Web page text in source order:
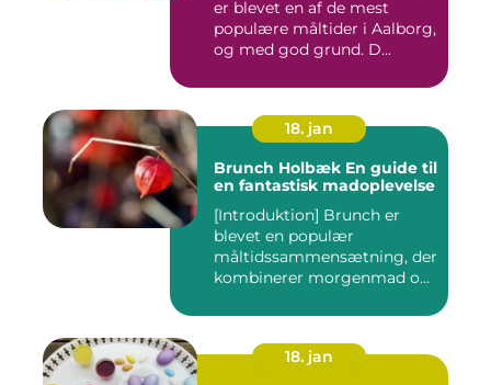
er blevet en af de mest
populære måltider i Aalborg,
og med god grund. D...
18. jan
Brunch Holbæk En guide til
en fantastisk madoplevelse
[Introduktion] Brunch er
blevet en populær
måltidssammensætning, der
kombinerer morgenmad og
18. jan